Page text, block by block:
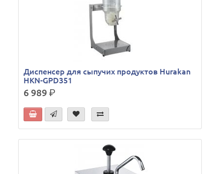
Диспенсер для сыпучих продуктов Hurakan
HKN-GPD351
6 989р.